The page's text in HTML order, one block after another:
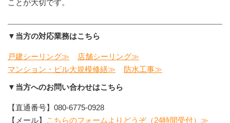
ことが大切です。
▼当方の対応業務はこちら
戸建シーリング≫
店舗シーリング≫
マンション・ビル大規模修繕≫
防水工事≫
▼当方へのお問い合わせはこちら
【直通番号】080-6775-0928
【メール】
こちらのフォームよりどうぞ（24時間受付）≫